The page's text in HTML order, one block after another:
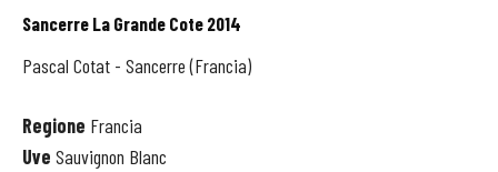
Sancerre La Grande Cote 2014
Pascal Cotat - Sancerre (Francia)
Regione Francia
Uve Sauvignon Blanc